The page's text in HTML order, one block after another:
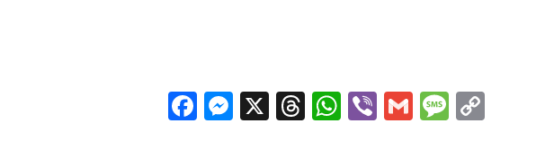
Facebook
Messenger
X Threads
WhatsApp
ViberGmailMessage